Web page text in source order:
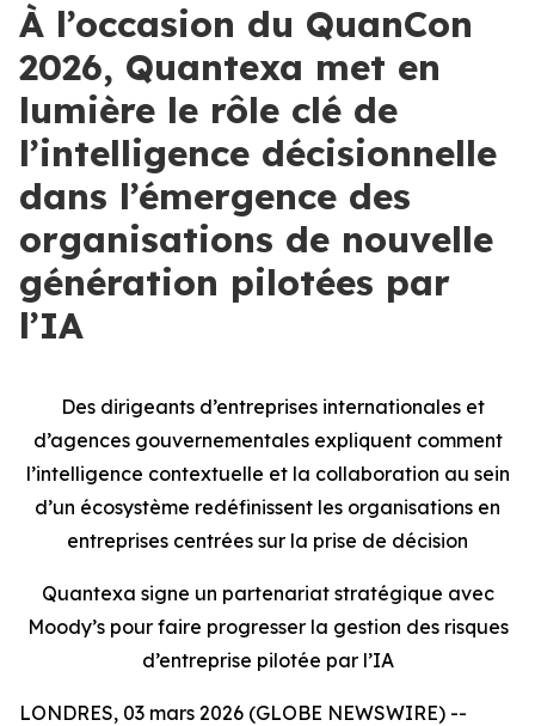
À l’occasion du QuanCon
2026, Quantexa met en
lumière le rôle clé de
l’intelligence décisionnelle
dans l’émergence des
organisations de nouvelle
génération pilotées par
l’IA
Des dirigeants d’entreprises internationales et
d’agences gouvernementales expliquent comment
l’intelligence contextuelle et la collaboration au sein
d’un écosystème redéfinissent les organisations en
entreprises centrées sur la prise de décision
Quantexa signe un partenariat stratégique avec
Moody’s pour faire progresser la gestion des risques
d’entreprise pilotée par l’IA
LONDRES, 03 mars 2026 (GLOBE NEWSWIRE) --